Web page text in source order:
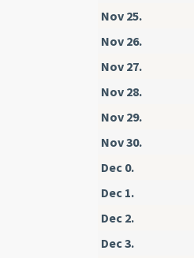
Nov 25.
Nov 26.
Nov 27.
Nov 28.
Nov 29.
Nov 30.
Dec 0.
Dec 1.
Dec 2.
Dec 3.